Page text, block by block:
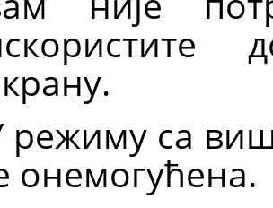
режиму са
онемогућена.